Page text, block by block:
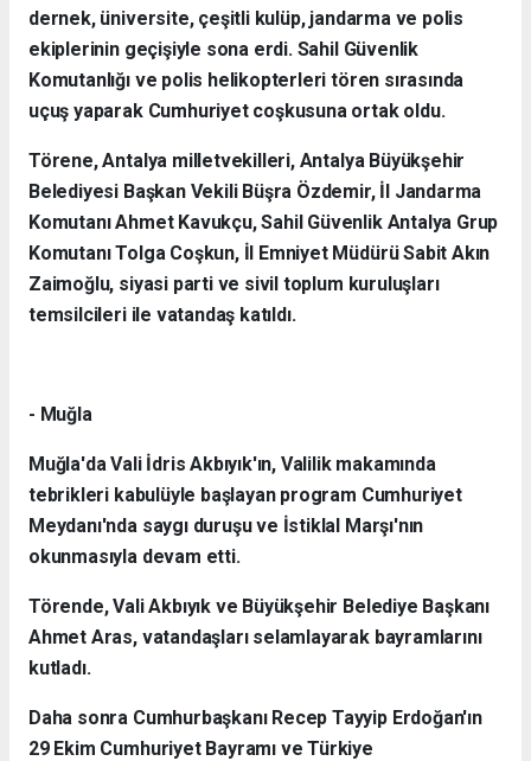
dernek, üniversite, çeşitli kulüp, jandarma ve polis
ekiplerinin geçişiyle sona erdi. Sahil Güvenlik
Komutanlığı ve polis helikopterleri tören sırasında
uçuş yaparak Cumhuriyet coşkusuna ortak oldu.
Törene, Antalya milletvekilleri, Antalya Büyükşehir
Belediyesi Başkan Vekili Büşra Özdemir, İl Jandarma
Komutanı Ahmet Kavukçu, Sahil Güvenlik Antalya Grup
Komutanı Tolga Coşkun, İl Emniyet Müdürü Sabit Akın
Zaimoğlu, siyasi parti ve sivil toplum kuruluşları
temsilcileri ile vatandaş katıldı.
- Muğla
Muğla'da Vali İdris Akbıyık'ın, Valilik makamında
tebrikleri kabulüyle başlayan program Cumhuriyet
Meydanı'nda saygı duruşu ve İstiklal Marşı'nın
okunmasıyla devam etti.
Törende, Vali Akbıyık ve Büyükşehir Belediye Başkanı
Ahmet Aras, vatandaşları selamlayarak bayramlarını
kutladı.
Daha sonra Cumhurbaşkanı Recep Tayyip Erdoğan'ın
29 Ekim Cumhuriyet Bayramı ve Türkiye